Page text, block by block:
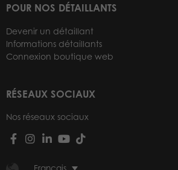
POUR NOS DÉTAILLANTS
Devenir un détaillant
Informations détaillants
Connexion boutique web
RÉSEAUX SOCIAUX
Nos réseaux sociaux
Français